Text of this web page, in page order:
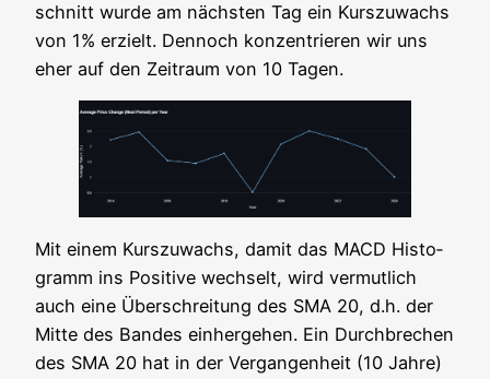
schnitt wur­de am nächs­ten Tag ein Kurs­zu­wachs
von 1% erzielt. Den­noch kon­zen­trie­ren wir uns
eher auf den Zeit­raum von 10 Tagen.
Mit einem Kurs­zu­wachs, damit das MACD His­to­
gramm ins Posi­ti­ve wech­selt, wird ver­mut­lich
auch eine Über­schrei­tung des SMA 20, d.h. der
Mit­te des Ban­des ein­her­ge­hen. Ein Durch­bre­chen
des SMA 20 hat in der Ver­gan­gen­heit (10 Jah­re)